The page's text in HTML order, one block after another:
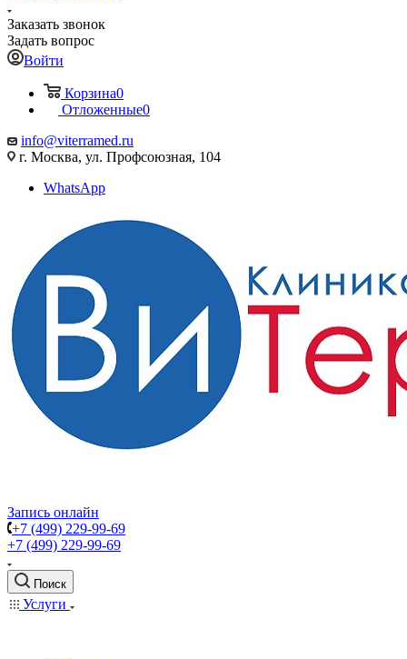
Заказать звонок
Задать вопрос
Войти
Корзина0
Отложенные0
info@viterramed.ru
г. Москва, ул. Профсоюзная, 104
WhatsApp
Запись онлайн
+7 (499) 229-99-69
+7 (499) 229-99-69
Поиск
Услуги